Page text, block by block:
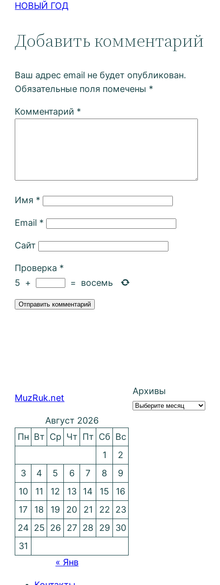
НОВЫЙ ГОД
Добавить комментарий
Ваш адрес email не будет опубликован.
Обязательные поля помечены *
Комментарий *
Имя *
Email *
Сайт
Проверка *
5 + = восемь
MuzRuk.net
Архивы
Август 2026
Пн Вт Ср Чт Пт Сб Вс
1
2
3
4 5 6 7 8
9
10
11 12 13 14 15
16
17
18 19 20 21 22
23
24 25 26 27 28 29
30
31
« Янв